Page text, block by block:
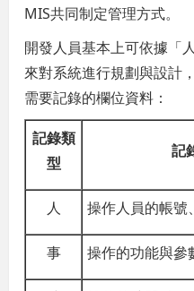
MIS共同制定管理方式。
開發人員基本上可依據「
來對系統進行規劃與設計
需要記錄的欄位資料：
記錄類
型
記
人 操作人員的帳號
事 操作的功能與參